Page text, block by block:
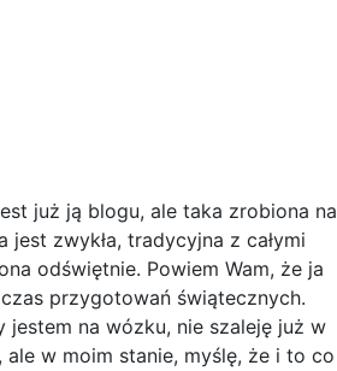
już ją blogu, ale taka zrobiona na
jest zwykła, tradycyjna z całymi
odświętnie. Powiem Wam, że ja
przygotowań świątecznych.
jestem na wózku, nie szaleję już w
w moim stanie, myślę, że i to co